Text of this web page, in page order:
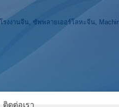
ติดต่อเรา